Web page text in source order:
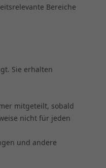
Bereiche
Sie erhalten
mitgeteilt, sobald
nicht für jeden
und andere